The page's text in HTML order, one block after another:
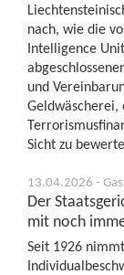
nach, wie die
Intelligence
und
Sicht zu
13.04.2026 -
Der
mit noch
Seit 1926